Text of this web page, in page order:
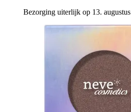
Bezorging uiterlijk op 13. augustus